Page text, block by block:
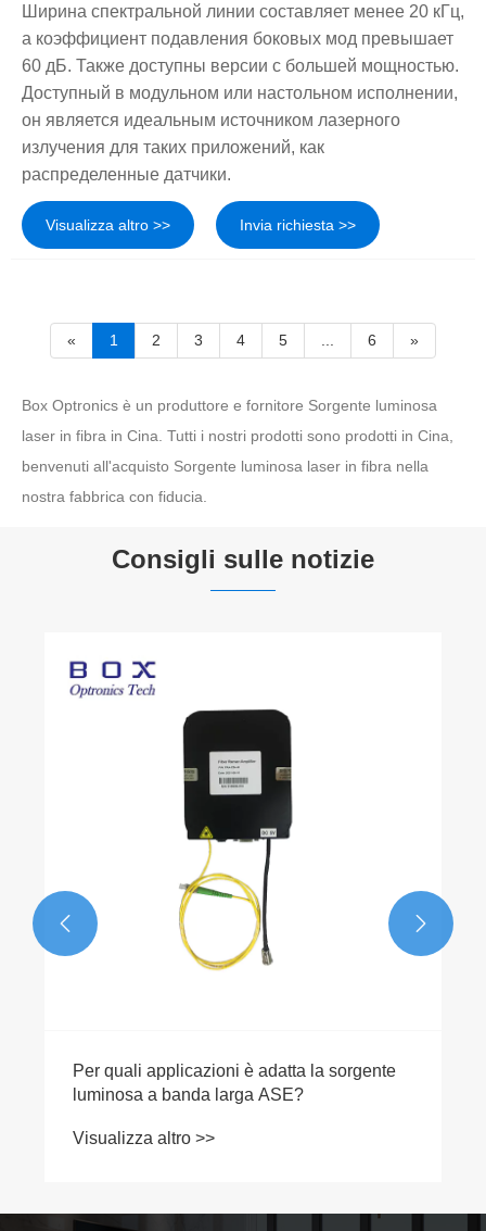
Ширина спектральной линии составляет менее 20 кГц,
а коэффициент подавления боковых мод превышает
60 дБ. Также доступны версии с большей мощностью.
Доступный в модульном или настольном исполнении,
он является идеальным источником лазерного
излучения для таких приложений, как
распределенные датчики.
Visualizza altro >> Invia richiesta >>
« 1 2 3 4 5 6 »
Box Optronics è un produttore e fornitore Sorgente luminosa
laser in fibra in Cina. Tutti i nostri prodotti sono prodotti in Cina,
benvenuti all'acquisto Sorgente luminosa laser in fibra nella
nostra fabbrica con fiducia.
Consigli sulle notizie
Per quali applicazioni è adatta la sorgente
luminosa a banda larga ASE?
Visualizza altro >>
 